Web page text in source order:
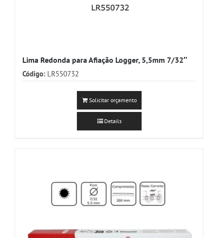
Lima Redonda para Afiação Logger, 5,5mm 7/32″
Código: LR550732
Solicitar orçamento
Details